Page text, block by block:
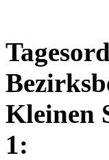
Kleinen
1: